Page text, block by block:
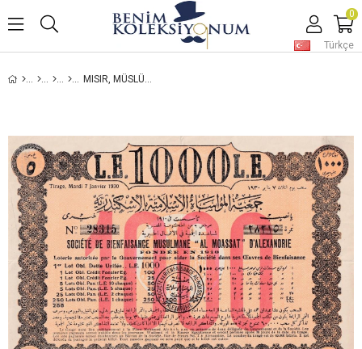
Türkçe
0
MISIR, MÜSLÜMAN HAYIR KURUMU AL-MOASSAT İSKENDERIYE PIYANGO BILETI, 7 OCAK 1930